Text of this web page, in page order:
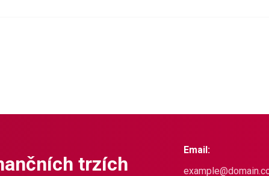
trzích
Email: